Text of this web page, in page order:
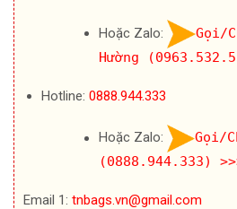
Hoặc Zalo:
Gọi/
Hường
Hotline: 0888.944.333
Hoặc Zalo:
Gọi/
(0888.944.333)
Email 1: tnbags.vn@gmail.com